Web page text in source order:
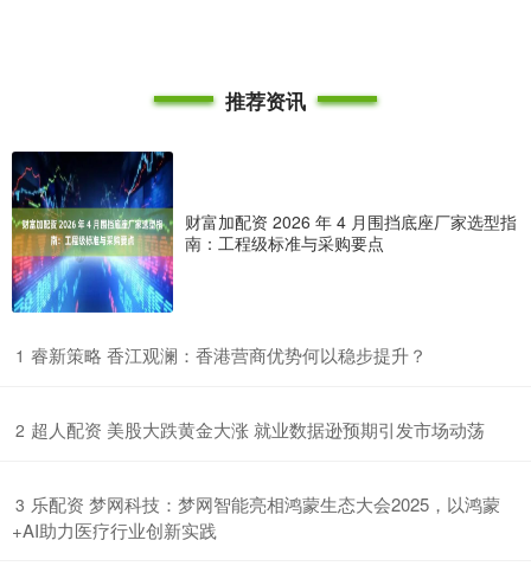
推荐资讯
财富加配资 2026 年 4 月围挡底座厂家选型指
南：工程级标准与采购要点
1 ​睿新策略 香江观澜：香港营商优势何以稳步提升？
2 ​超人配资 美股大跌黄金大涨 就业数据逊预期引发市场动荡
3 ​乐配资 梦网科技：梦网智能亮相鸿蒙生态大会2025，以鸿蒙
+AI助力医疗行业创新实践